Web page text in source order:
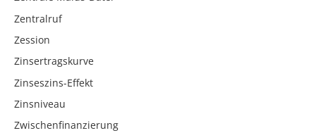
Zentralruf
Zession
Zinsertragskurve
Zinseszins-Effekt
Zinsniveau
Zwischenfinanzierung